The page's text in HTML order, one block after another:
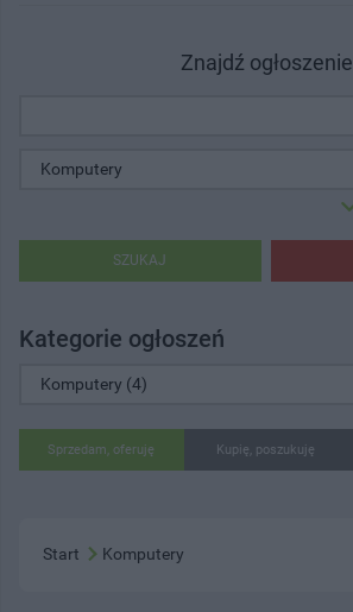
Znajdź ogłoszenie
SZUKAJ
Kategorie ogłoszeń
Sprzedam, oferuję Kupię, poszukuję
Start Komputery